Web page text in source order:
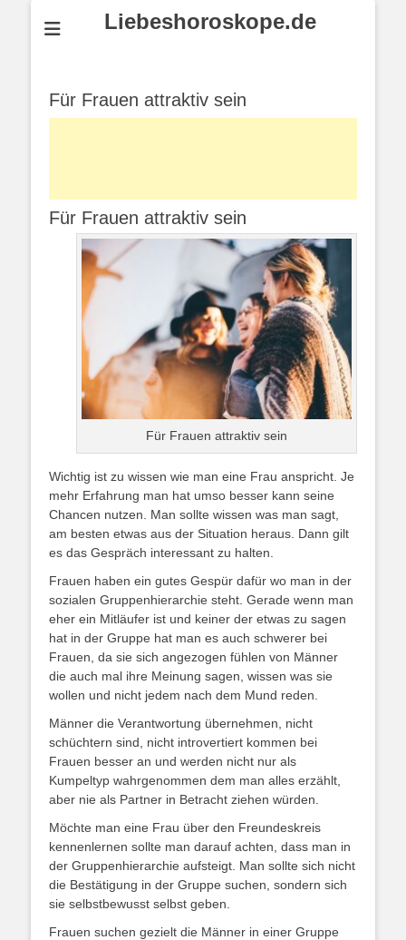
Liebeshoroskope.de
Für Frauen attraktiv sein
Für Frauen attraktiv sein
Für Frauen attraktiv sein
Wichtig ist zu wissen wie man eine Frau anspricht. Je
mehr Erfahrung man hat umso besser kann seine
Chancen nutzen. Man sollte wissen was man sagt,
am besten etwas aus der Situation heraus. Dann gilt
es das Gespräch interessant zu halten.
Frauen haben ein gutes Gespür dafür wo man in der
sozialen Gruppenhierarchie steht. Gerade wenn man
eher ein Mitläufer ist und keiner der etwas zu sagen
hat in der Gruppe hat man es auch schwerer bei
Frauen, da sie sich angezogen fühlen von Männer
die auch mal ihre Meinung sagen, wissen was sie
wollen und nicht jedem nach dem Mund reden.
Männer die Verantwortung übernehmen, nicht
schüchtern sind, nicht introvertiert kommen bei
Frauen besser an und werden nicht nur als
Kumpeltyp wahrgenommen dem man alles erzählt,
aber nie als Partner in Betracht ziehen würden.
Möchte man eine Frau über den Freundeskreis
kennenlernen sollte man darauf achten, dass man in
der Gruppenhierarchie aufsteigt. Man sollte sich nicht
die Bestätigung in der Gruppe suchen, sondern sich
sie selbstbewusst selbst geben.
Frauen suchen gezielt die Männer in einer Gruppe